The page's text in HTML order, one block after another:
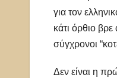
για τον
κάτι όρθιο
σύγχρονοι
Δεν είναι η